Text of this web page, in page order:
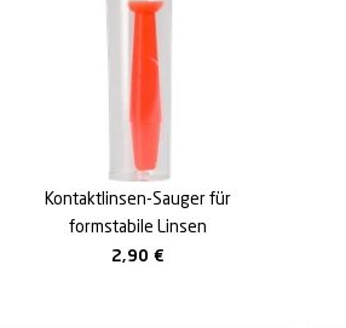
Kontaktlinsen-Sauger für
formstabile Linsen
2,90 €